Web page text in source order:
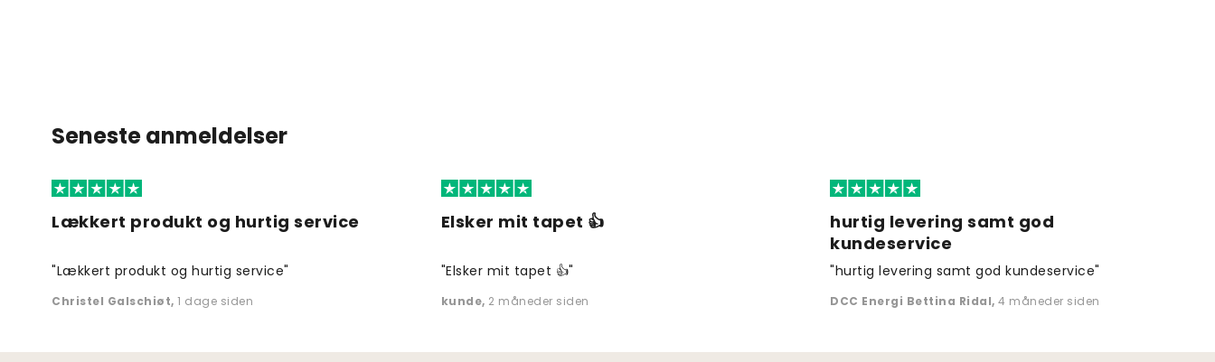
Seneste anmeldelser
Lækkert produkt og hurtig service
"Lækkert produkt og hurtig service"
Christel Galschiøt, 1 dage siden
Elsker mit tapet 👍
"Elsker mit tapet 👍"
kunde, 2 måneder siden
hurtig levering samt god
kundeservice
"hurtig levering samt god kundeservice"
DCC Energi Bettina Ridal, 4 måneder siden